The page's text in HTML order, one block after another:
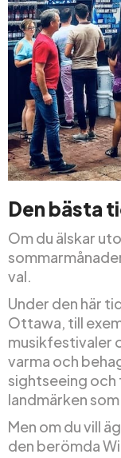
Den bästa
Om du älskar
val.
Under den här
Ottawa, till
musikfestivaler
varma och
sightseeing
landmärken
Men om du vill
den berömda